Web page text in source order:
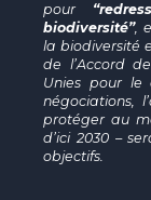
pour
biodiversité”,
la biodiversité
de l’Accord
Unies pour le
négociations,
protéger au
d’ici 2030 –
objectifs.